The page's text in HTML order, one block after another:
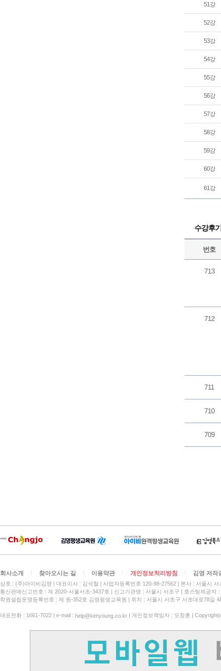
51강
52강
53강
54강
55강
56강
57강
58강
59강
60강
61강
수강후
번호
713
712
711
710
709
회사소개 찾아오시는 길 이용약관 개인정보처리방침 김영 저작
상호 : (주)아이비김영 대표이사 : 김석철 사업자등록번호 120-88-27562
본사 : 서울시
통신판매신고번호 : 제 2020-서울서초-3437호
신고기관명 : 서울시 서초구
호스팅제공자
학원설립운영등록번호 : 제 원-352호 김영평생교육원 | 위치 : 서울시 서초구 서초대로78길
대표전화 : 1661-7022 | e-mail : help@kimyoung.co.kr | 개인정보책임자 : 오창훈 |